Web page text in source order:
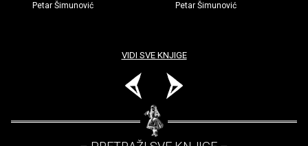
Petar Šimunović Petar Šimunović
VIDI SVE KNJIGE